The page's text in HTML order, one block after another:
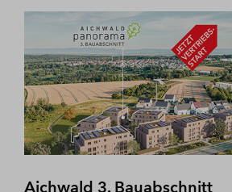
Aichwald 3. Bauabschnitt